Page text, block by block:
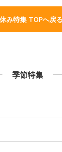
み特集 TOPへ戻る
季節特集